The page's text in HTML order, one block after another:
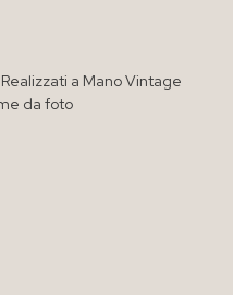
a Mano Vintage
da foto